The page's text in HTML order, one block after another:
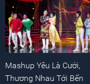
Mashup Yêu Là Cưới,
Thương Nhau Tới Bến